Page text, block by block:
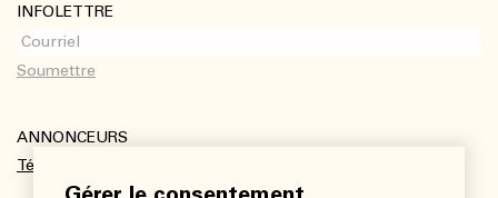
INFOLETTRE
ANNONCEURS
Télécharger le kit média